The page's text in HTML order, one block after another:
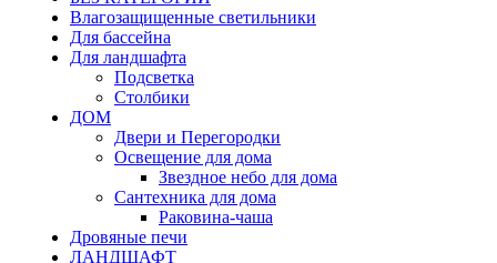
Влагозащищенные светильники
Для бассейна
Для ландшафта
Подсветка
Столбики
ДОМ
Двери и Перегородки
Освещение для дома
Звездное небо для дома
Сантехника для дома
Раковина-чаша
Дровяные печи
ЛАНДШАФТ